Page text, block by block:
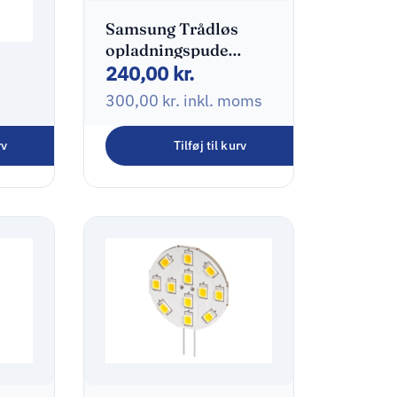
Samsung Trådløs
opladningspude
15Watt
240,00 kr.
300,00 kr. inkl. moms
Tilføj til kurv